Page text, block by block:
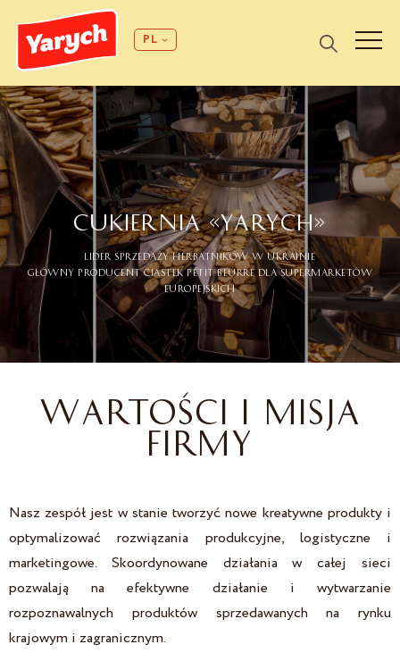
PL
CUKIERNIA «YARYCH»
LIDER SPRZEDAŻY HERBATNIKÓW W UKRAINIE
GŁÓWNY PRODUCENT CIASTEK PETIT BEURRE DLA SUPERMARKETÓW
EUROPEJSKICH
WARTOŚCI I MISJA
FIRMY
Nasz zespół jest w stanie tworzyć nowe kreatywne produkty i
optymalizować rozwiązania produkcyjne, logistyczne i
marketingowe. Skoordynowane działania w całej sieci
pozwalają na efektywne działanie i wytwarzanie
rozpoznawalnych produktów sprzedawanych na rynku
krajowym i zagranicznym.